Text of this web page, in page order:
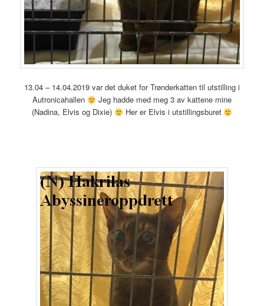
13.04 – 14.04.2019 var det duket for Trønderkatten til utstilling i
Autronicahallen
Jeg hadde med meg 3 av kattene mine
(Nadina, Elvis og Dixie)
Her er Elvis i utstillingsburet